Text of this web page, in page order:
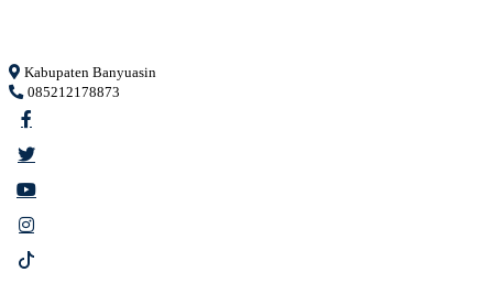
Kabupaten Banyuasin
085212178873